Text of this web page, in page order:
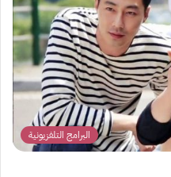
البرامج التلفزيونية